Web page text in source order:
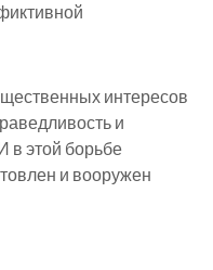
интересов
и
в этой борьбе
и вооружен